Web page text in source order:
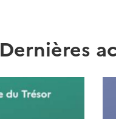
Dernières